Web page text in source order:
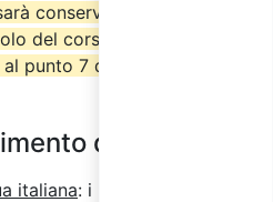
conservata dall’ente di
del corso” per almeno
punto 7 del suddetto
del corso
italiana: i partecipanti